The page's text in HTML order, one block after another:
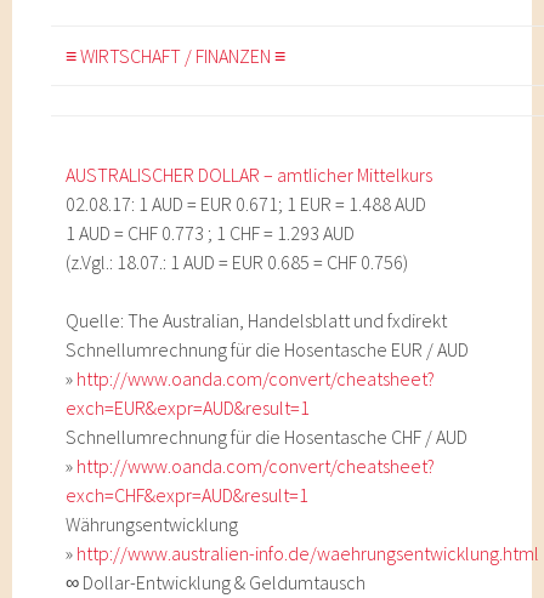
≡ WIRTSCHAFT / FINANZEN ≡
AUSTRALISCHER DOLLAR – amtlicher Mittelkurs
02.08.17: 1 AUD = EUR 0.671; 1 EUR = 1.488 AUD
1 AUD = CHF 0.773 ; 1 CHF = 1.293 AUD
(z.Vgl.: 18.07.: 1 AUD = EUR 0.685 = CHF 0.756)
Quelle: The Australian, Handelsblatt und fxdirekt
Schnellumrechnung für die Hosentasche EUR / AUD
» http://www.oanda.com/convert/cheatsheet?
exch=EUR&expr=AUD&result=1
Schnellumrechnung für die Hosentasche CHF / AUD
» http://www.oanda.com/convert/cheatsheet?
exch=CHF&expr=AUD&result=1
Währungsentwicklung
» http://www.australien-info.de/waehrungsentwicklung.html
∞ Dollar-Entwicklung & Geldumtausch